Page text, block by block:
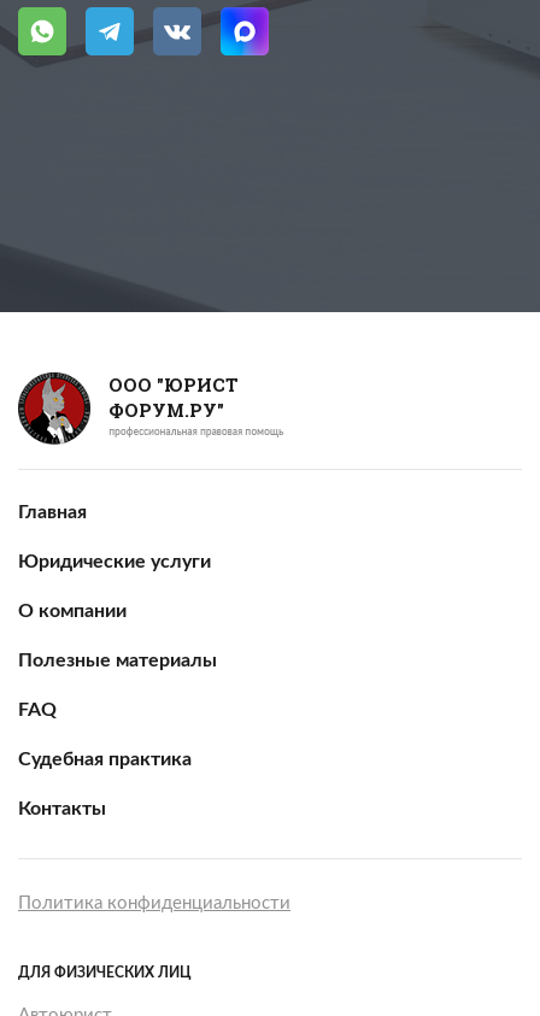
ООО "ЮРИСТ
ФОРУМ.РУ"
Главная
Юридические услуги
О компании
Полезные материалы
FAQ
Судебная практика
Контакты
Политика конфиденциальности
ДЛЯ ФИЗИЧЕСКИХ ЛИЦ